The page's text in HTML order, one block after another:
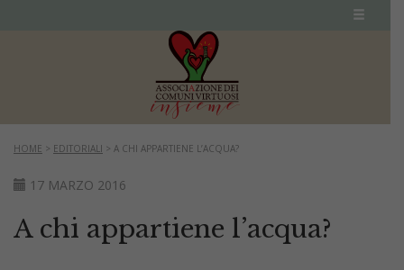
HOME > EDITORIALI > A CHI APPARTIENE L’ACQUA?
17 MARZO 2016
A chi appartiene l’acqua?